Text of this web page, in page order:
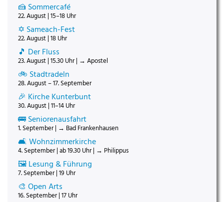
🍰 Sommercafé
22. August | 15–18 Uhr
✡️ Sameach-Fest
22. August | 18 Uhr
🎵 Der Fluss
23. August | 15.30 Uhr | → Apostel
🚲 Stadtradeln
28. August – 17. September
🎉 Kirche Kunterbunt
30. August | 11–14 Uhr
🚌 Seniorenausfahrt
1. September | → Bad Frankenhausen
🛋️ Wohnzimmerkirche
4. September | ab 19.30 Uhr | → Philippus
🖼️ Lesung & Führung
7. September | 19 Uhr
🎨 Open Arts
16. September | 17 Uhr